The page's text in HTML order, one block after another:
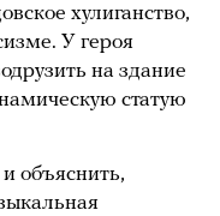
хулиганство,
У героя
на здание
статую
объяснить,